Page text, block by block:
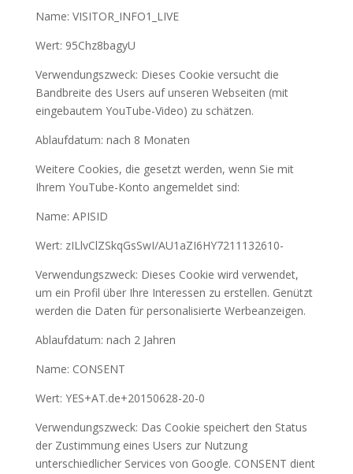
Name: VISITOR_INFO1_LIVE
Wert: 95Chz8bagyU
Verwendungszweck: Dieses Cookie versucht die
Bandbreite des Users auf unseren Webseiten (mit
eingebautem YouTube-Video) zu schätzen.
Ablaufdatum: nach 8 Monaten
Weitere Cookies, die gesetzt werden, wenn Sie mit
Ihrem YouTube-Konto angemeldet sind:
Name: APISID
Wert: zILlvClZSkqGsSwI/AU1aZI6HY7211132610-
Verwendungszweck: Dieses Cookie wird verwendet,
um ein Profil über Ihre Interessen zu erstellen. Genützt
werden die Daten für personalisierte Werbeanzeigen.
Ablaufdatum: nach 2 Jahren
Name: CONSENT
Wert: YES+AT.de+20150628-20-0
Verwendungszweck: Das Cookie speichert den Status
der Zustimmung eines Users zur Nutzung
unterschiedlicher Services von Google. CONSENT dient